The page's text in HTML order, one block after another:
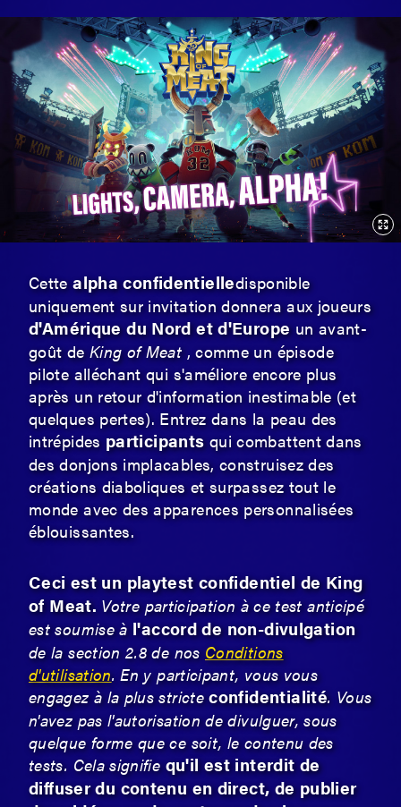
Cettealpha confidentielledisponible
uniquement sur invitation donnera aux joueurs
d'Amérique du Nord et d'Europe un avant-
goût deKing of Meat, comme un épisode
pilote alléchant qui s'améliore encore plus
après un retour d'information inestimable (et
quelques pertes). Entrez dans la peau des
intrépides participantsqui combattent dans
des donjons implacables, construisez des
créations diaboliques et surpassez tout le
monde avec des apparences personnalisées
éblouissantes.
Ceci est un playtest confidentiel de King
of Meat. Votre participation à ce test anticipé
est soumise àl'accord de non-divulgation
de la section 2.8 de nos Conditions
d'utilisation. En y participant, vous vous
engagez à la plus stricteconfidentialité. Vous
n'avez pas l'autorisation de divulguer, sous
quelque forme que ce soit, le contenu des
tests. Cela signifiequ'il est interdit de
diffuser du contenu en direct, de publier